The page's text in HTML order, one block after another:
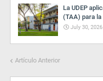
La UDEP
(TAA) para
July 30, 2026
Artículo Anterior